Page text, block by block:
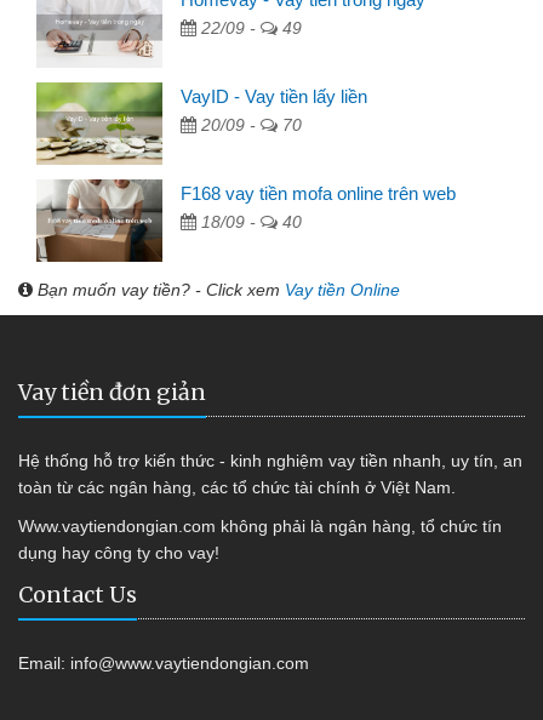
22/09 - 49
VayID - Vay tiền lấy liền
20/09 - 70
F168 vay tiền mofa online trên web
18/09 - 40
Bạn muốn vay tiền? - Click xem Vay tiền Online
Vay tiền đơn giản
Hệ thống hỗ trợ kiến thức - kinh nghiệm vay tiền nhanh, uy tín, an
toàn từ các ngân hàng, các tổ chức tài chính ở Việt Nam.
Www.vaytiendongian.com không phải là ngân hàng, tổ chức tín
dụng hay công ty cho vay!
Contact Us
Email: info@www.vaytiendongian.com